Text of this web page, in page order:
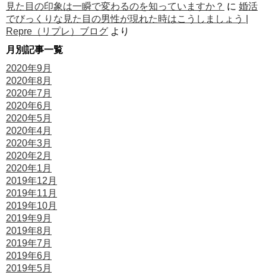
見た目の印象は一瞬で変わるのを知っていますか？ に 婚活
でびっくりな見た目の男性が現れた時はこうしましょう |
Repre（リプレ）ブログ より
月別記事一覧
2020年9月
2020年8月
2020年7月
2020年6月
2020年5月
2020年4月
2020年3月
2020年2月
2020年1月
2019年12月
2019年11月
2019年10月
2019年9月
2019年8月
2019年7月
2019年6月
2019年5月